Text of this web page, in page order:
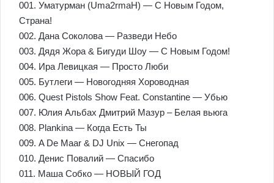
001. Уматурман (Uma2rmaH) — С Новым Годом,
Страна!
002. Дана Соколова — Разведи Небо
003. Дядя Жора & Бигуди Шоу — С Новым Годом!
004. Ира Левицкая — Просто Люби
005. Бутлеги — Новогодняя Хороводная
006. Quest Pistols Show Feat. Constantine — Убью
007. Юлия Альбах Дмитрий Мазур – Белая вьюга
008. Plankina — Когда Есть Ты
009. A De Maar & DJ Unix — Снегопад
010. Денис Повалий — Спасибо
011. Маша Собко — НОВЫЙ ГОД